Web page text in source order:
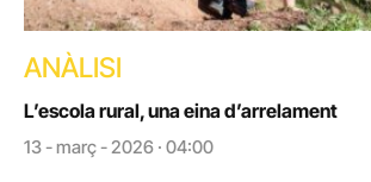
ANÀLISI
L’escola rural, una eina d’arrelament
13 - març - 2026 · 04:00